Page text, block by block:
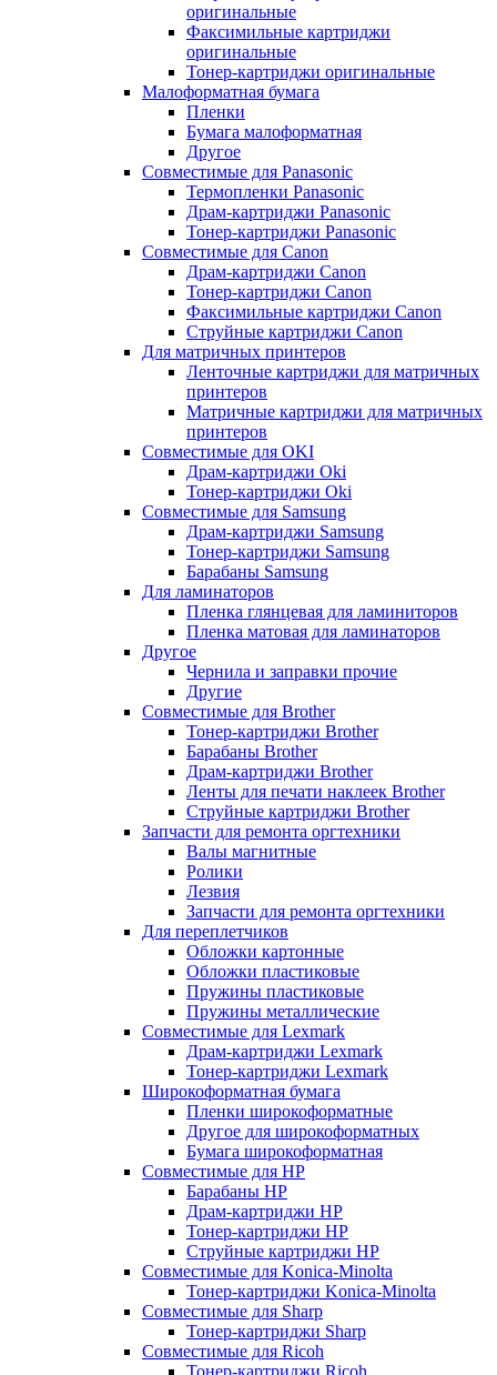
оригинальные
Факсимильные картриджи
оригинальные
Тонер-картриджи оригинальные
Малоформатная бумага
Пленки
Бумага малоформатная
Другое
Совместимые для Panasonic
Термопленки Panasonic
Драм-картриджи Panasonic
Тонер-картриджи Panasonic
Совместимые для Canon
Драм-картриджи Canon
Тонер-картриджи Canon
Факсимильные картриджи Canon
Струйные картриджи Canon
Для матричных принтеров
Ленточные картриджи для матричных
принтеров
Матричные картриджи для матричных
принтеров
Совместимые для OKI
Драм-картриджи Oki
Тонер-картриджи Oki
Совместимые для Samsung
Драм-картриджи Samsung
Тонер-картриджи Samsung
Барабаны Samsung
Для ламинаторов
Пленка глянцевая для ламиниторов
Пленка матовая для ламинаторов
Другое
Чернила и заправки прочие
Другие
Совместимые для Brother
Тонер-картриджи Brother
Барабаны Brother
Драм-картриджи Brother
Ленты для печати наклеек Brother
Струйные картриджи Brother
Запчасти для ремонта оргтехники
Валы магнитные
Ролики
Лезвия
Запчасти для ремонта оргтехники
Для переплетчиков
Обложки картонные
Обложки пластиковые
Пружины пластиковые
Пружины металлические
Совместимые для Lexmark
Драм-картриджи Lexmark
Тонер-картриджи Lexmark
Широкоформатная бумага
Пленки широкоформатные
Другое для широкоформатных
Бумага широкоформатная
Совместимые для HP
Барабаны HP
Драм-картриджи HP
Тонер-картриджи HP
Струйные картриджи HP
Совместимые для Konica-Minolta
Тонер-картриджи Konica-Minolta
Совместимые для Sharp
Тонер-картриджи Sharp
Совместимые для Ricoh
Тонер-картриджи Ricoh